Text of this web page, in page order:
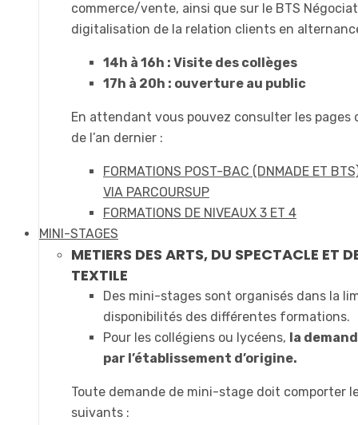
commerce/vente, ainsi que sur le BTS
digitalisation de la relation clients en
14h à 16h : Visite des collèges
17h à 20h : ouverture au public
En attendant vous pouvez consulter les pages
de l’an dernier :
FORMATIONS POST-BAC (DNMADE ET
VIA PARCOURSUP
FORMATIONS DE NIVEAUX 3 ET 4
MINI-STAGES
METIERS DES ARTS, DU SPECTACLE ET
TEXTILE
Des mini-stages sont organisés dans la
disponibilités des différentes formations.
Pour les collégiens ou lycéens, la
par l’établissement d’origine.
Toute demande de mini-stage doit comporter
suivants :